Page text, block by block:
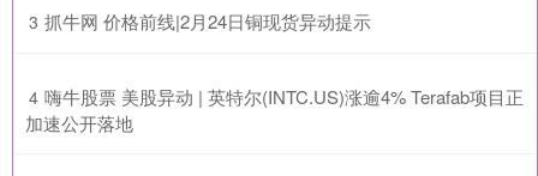
3 ​抓牛网 价格前线|2月24日铜现货异动提示
4 ​嗨牛股票 美股异动 | 英特尔(INTC.US)涨逾4% Terafab项目正
加速公开落地